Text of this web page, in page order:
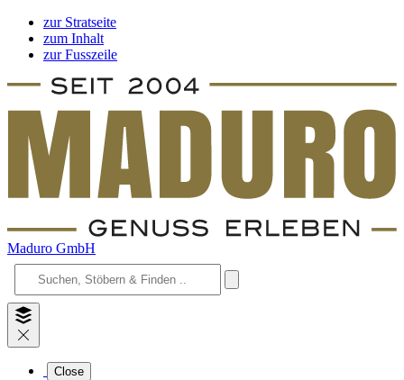
zur Stratseite
zum Inhalt
zur Fusszeile
Maduro GmbH
Close